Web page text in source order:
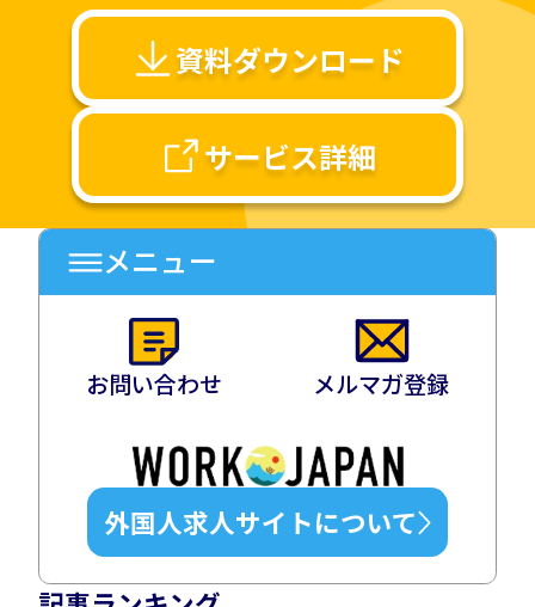
資料ダウンロード
サービス詳細
メニュー
お問い合わせ メルマガ登録
外国人求人サイトについて